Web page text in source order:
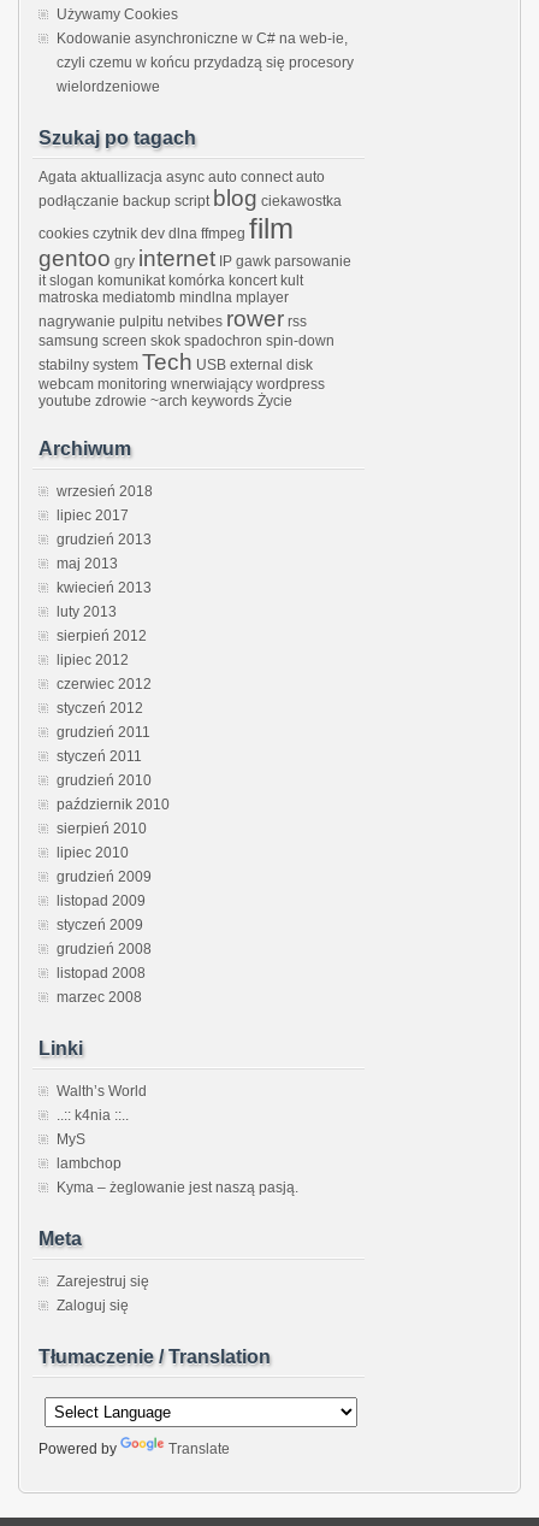
Używamy Cookies
Kodowanie asynchroniczne w C# na web-ie,
czyli czemu w końcu przydadzą się procesory
wielordzeniowe
Szukaj po tagach
Agata aktuallizacja async auto connect auto
podłączanie backup script blog ciekawostka
cookies czytnik dev dlna ffmpeg film
gentoo gry internet IP gawk parsowanie
it slogan komunikat komórka koncert kult
matroska mediatomb mindlna mplayer
nagrywanie pulpitu netvibes rower rss
samsung screen skok spadochron spin-down
stabilny system Tech USB external disk
webcam monitoring wnerwiający wordpress
youtube zdrowie ~arch keywords Życie
Archiwum
wrzesień 2018
lipiec 2017
grudzień 2013
maj 2013
kwiecień 2013
luty 2013
sierpień 2012
lipiec 2012
czerwiec 2012
styczeń 2012
grudzień 2011
styczeń 2011
grudzień 2010
październik 2010
sierpień 2010
lipiec 2010
grudzień 2009
listopad 2009
styczeń 2009
grudzień 2008
listopad 2008
marzec 2008
Linki
Walth’s World
..:: k4nia ::..
MyS
lambchop
Kyma – żeglowanie jest naszą pasją.
Meta
Zarejestruj się
Zaloguj się
Tłumaczenie / Translation
Powered by Translate